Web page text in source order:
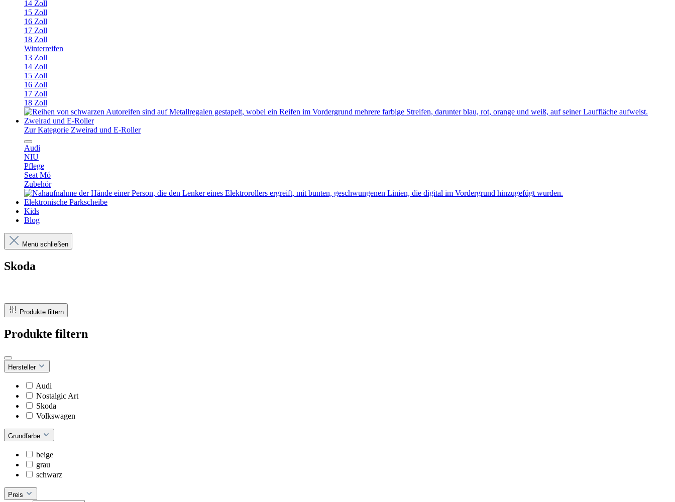
14 Zoll
15 Zoll
16 Zoll
17 Zoll
18 Zoll
Winterreifen
13 Zoll
14 Zoll
15 Zoll
16 Zoll
17 Zoll
18 Zoll
Zweirad und E-Roller
Zur Kategorie Zweirad und E-Roller
Audi
NIU
Pflege
Seat Mó
Zubehör
Elektronische Parkscheibe
Kids
Blog
Menü schließen
Skoda
Produkte filtern
Produkte filtern
Hersteller
Audi
Nostalgic Art
Skoda
Volkswagen
Grundfarbe
beige
grau
schwarz
Preis